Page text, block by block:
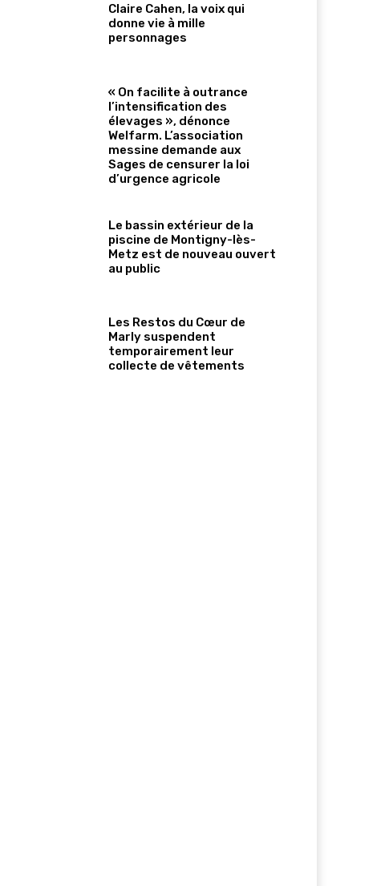
Claire Cahen, la voix qui
donne vie à mille
personnages
« On facilite à outrance
l’intensification des
élevages », dénonce
Welfarm. L’association
messine demande aux
Sages de censurer la loi
d’urgence agricole
Le bassin extérieur de la
piscine de Montigny-lès-
Metz est de nouveau ouvert
au public
Les Restos du Cœur de
Marly suspendent
temporairement leur
collecte de vêtements